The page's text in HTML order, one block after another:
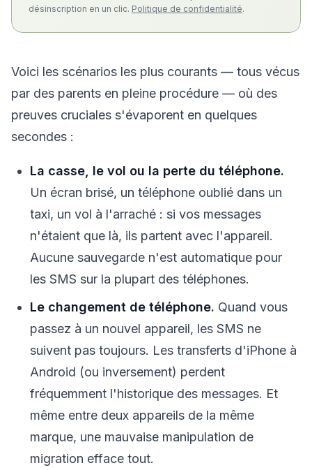
désinscription en un clic. Politique de confidentialité.
Voici les scénarios les plus courants — tous vécus
par des parents en pleine procédure — où des
preuves cruciales s'évaporent en quelques
secondes :
La casse, le vol ou la perte du téléphone.
Un écran brisé, un téléphone oublié dans un
taxi, un vol à l'arraché : si vos messages
n'étaient que là, ils partent avec l'appareil.
Aucune sauvegarde n'est automatique pour
les SMS sur la plupart des téléphones.
Le changement de téléphone. Quand vous
passez à un nouvel appareil, les SMS ne
suivent pas toujours. Les transferts d'iPhone à
Android (ou inversement) perdent
fréquemment l'historique des messages. Et
même entre deux appareils de la même
marque, une mauvaise manipulation de
migration efface tout.